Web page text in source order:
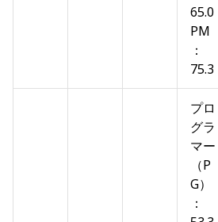
65.0
PM
：
75.3
プロ
グラ
マー
（P
G）
：